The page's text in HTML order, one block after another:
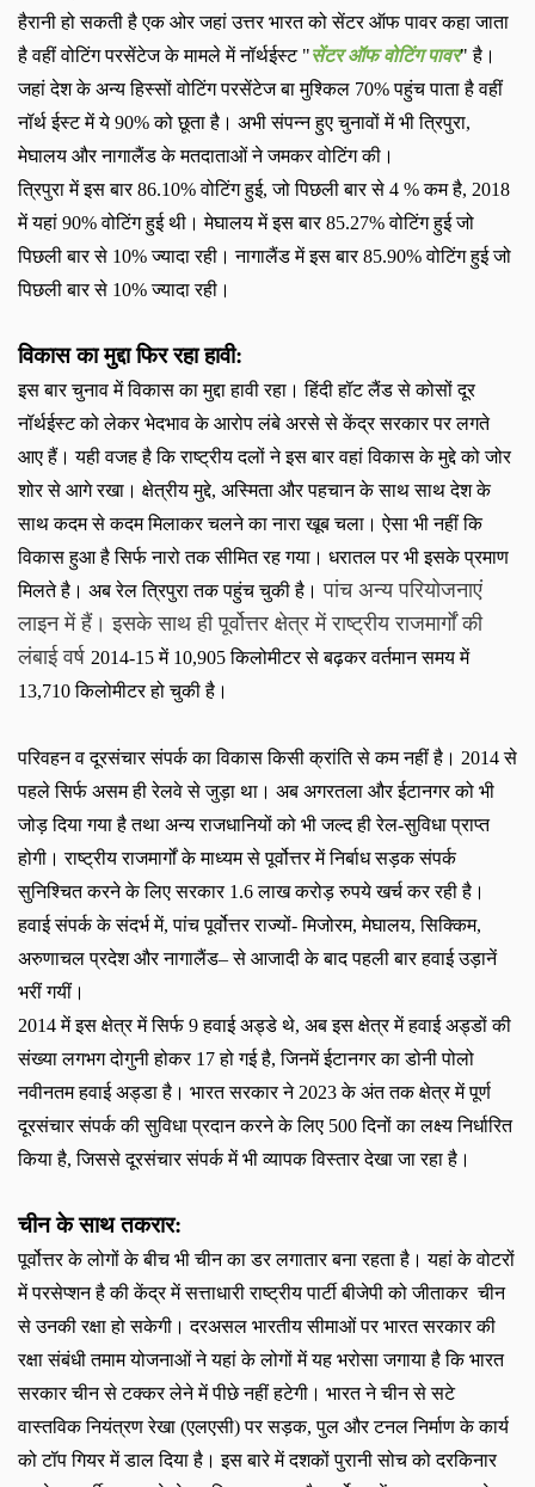
हैरानी हो सकती है एक ओर जहां उत्तर भारत को सेंटर ऑफ पावर कहा जाता
है वहीं वोटिंग परसेंटेज के मामले में नॉर्थईस्ट "सेंटर ऑफ वोटिंग पावर" है।
जहां देश के अन्य हिस्सों वोटिंग परसेंटेज बा मुश्किल 70%पहुंच पाता है वहीं
नॉर्थ ईस्ट में ये 90%को छूता है। अभी संपन्न हुए चुनावों में भी त्रिपुरा,
मेघालय और नागालैंड के मतदाताओं ने जमकर वोटिंग की।
त्रिपुरा में इस बार86.10%वोटिंग हुई,जो पिछली बार से 4 %कम है, 2018
में यहां 90%वोटिंग हुई थी। मेघालय में इस बार85.27%वोटिंग हुई जो
पिछली बार से 10%ज्यादा रही। नागालैंड में इस बार85.90%वोटिंग हुई जो
पिछली बार से 10%ज्यादा रही।
विकास का मुद्दा फिर रहा हावी:
इस बार चुनाव में विकास का मुद्दा हावी रहा। हिंदी हॉट लैंड से कोसों दूर
नॉर्थईस्ट को लेकर भेदभाव के आरोप लंबे अरसे से केंद्र सरकार पर लगते
आए हैं। यही वजह है कि राष्ट्रीय दलों ने इस बार वहां विकास के मुद्दे को जोर
शोर से आगे रखा। क्षेत्रीय मुद्दे, अस्मिता और पहचान के साथ साथ देश के
साथ कदम से कदम मिलाकर चलने का नारा खूब चला। ऐसा भी नहीं कि
विकास हुआ है सिर्फ नारो तक सीमित रह गया। धरातल पर भी इसके प्रमाण
मिलते है। अब रेल त्रिपुरा तक पहुंच चुकी है। पांच अन्य परियोजनाएं
लाइन में हैं। इसके साथ ही पूर्वोत्तर क्षेत्र में राष्ट्रीय राजमार्गों की
लंबाई वर्ष 2014-15में 10,905किलोमीटर से बढ़कर वर्तमान समय में
13,710किलोमीटर हो चुकी है।
परिवहन व दूरसंचार संपर्क का विकास किसी क्रांति से कम नहीं है। 2014से
पहले सिर्फ असम ही रेलवे से जुड़ा था। अब अगरतला और ईटानगर को भी
जोड़ दिया गया है तथा अन्य राजधानियों को भी जल्द ही रेल-सुविधा प्राप्त
होगी। राष्ट्रीय राजमार्गों के माध्यम से पूर्वोत्तर में निर्बाध सड़क संपर्क
सुनिश्चित करने के लिए सरकार 1.6लाख करोड़ रुपये खर्च कर रही है।
हवाई संपर्क के संदर्भ में,पांच पूर्वोत्तर राज्यों- मिजोरम,मेघालय,सिक्किम,
अरुणाचल प्रदेश और नागालैंड– से आजादी के बाद पहली बार हवाई उड़ानें
भरीं गयीं।
2014में इस क्षेत्र में सिर्फ 9हवाई अड्डे थे, अब इस क्षेत्र में हवाई अड्डों की
संख्या लगभग दोगुनी होकर 17हो गई है,जिनमें ईटानगर का डोनी पोलो
नवीनतम हवाई अड्डा है। भारत सरकार ने 2023के अंत तक क्षेत्र में पूर्ण
दूरसंचार संपर्क की सुविधा प्रदान करने के लिए 500दिनों का लक्ष्य निर्धारित
किया है,जिससे दूरसंचार संपर्क में भी व्यापक विस्तार देखा जा रहा है।
चीन के साथ तकरार:
पूर्वोत्तर के लोगों के बीच भी चीन का डर लगातार बना रहता है। यहां के वोटरों
में परसेप्शन है की केंद्र में सत्ताधारी राष्ट्रीय पार्टी बीजेपी को जीताकर चीन
से उनकी रक्षा हो सकेगी। दरअसल भारतीय सीमाओं पर भारत सरकार की
रक्षा संबंधी तमाम योजनाओं ने यहां के लोगों में यह भरोसा जगाया है कि भारत
सरकार चीन से टक्कर लेने में पीछे नहीं हटेगी। भारत ने चीन से सटे
वास्तविक नियंत्रण रेखा (एलएसी) पर सड़क,पुल और टनल निर्माण के कार्य
को टॉप गियर में डाल दिया है। इस बारे में दशकों पुरानी सोच को दरकिनार